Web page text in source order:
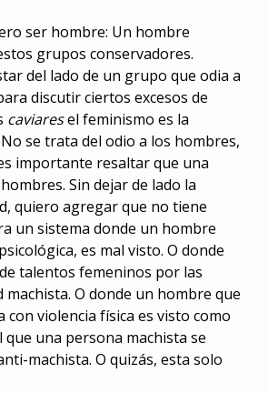
ser hombre: Un hombre
grupos conservadores.
del lado de un grupo que odia a
discutir ciertos excesos de
caviaresel feminismo es la
se trata del odio a los hombres,
importante resaltar que una
Sin dejar de lado la
quiero agregar que no tiene
un sistema donde un hombre
es mal visto. O donde
talentos femeninos por las
O donde un hombre que
violencia física es visto como
una persona machista se
machista. O quizás, esta solo